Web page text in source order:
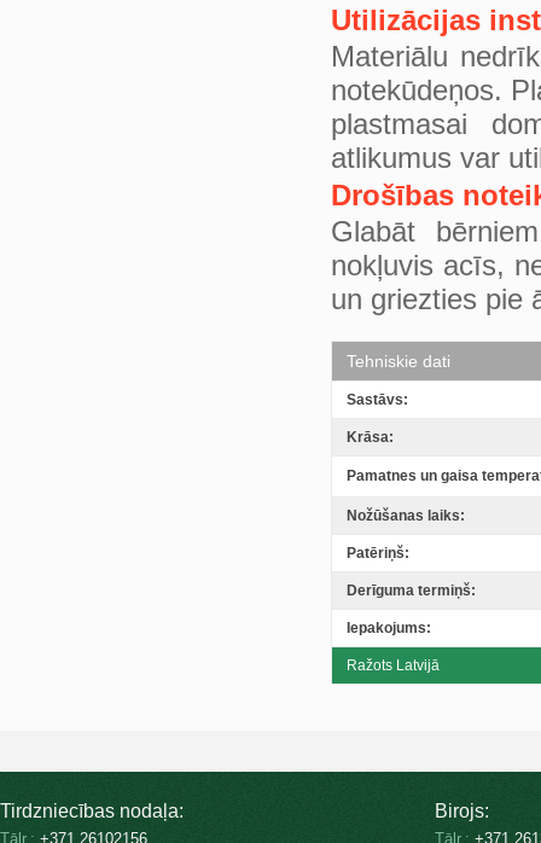
Utilizācijas
Materiālu
notekūdeņos.
plastmasai
atlikumus var
Drošības
Glabāt
nokļuvis acīs,
un griezties pie
Tehniskie dati
Sastāvs:
Krāsa:
Pamatnes un gaisa
Nožūšanas laiks:
Patēriņš:
Derīguma termiņš:
Iepakojums:
Ražots Latvijā
Tirdzniecības nodaļa:
Tālr.: +371 26102156
Birojs:
Tālr.: +371